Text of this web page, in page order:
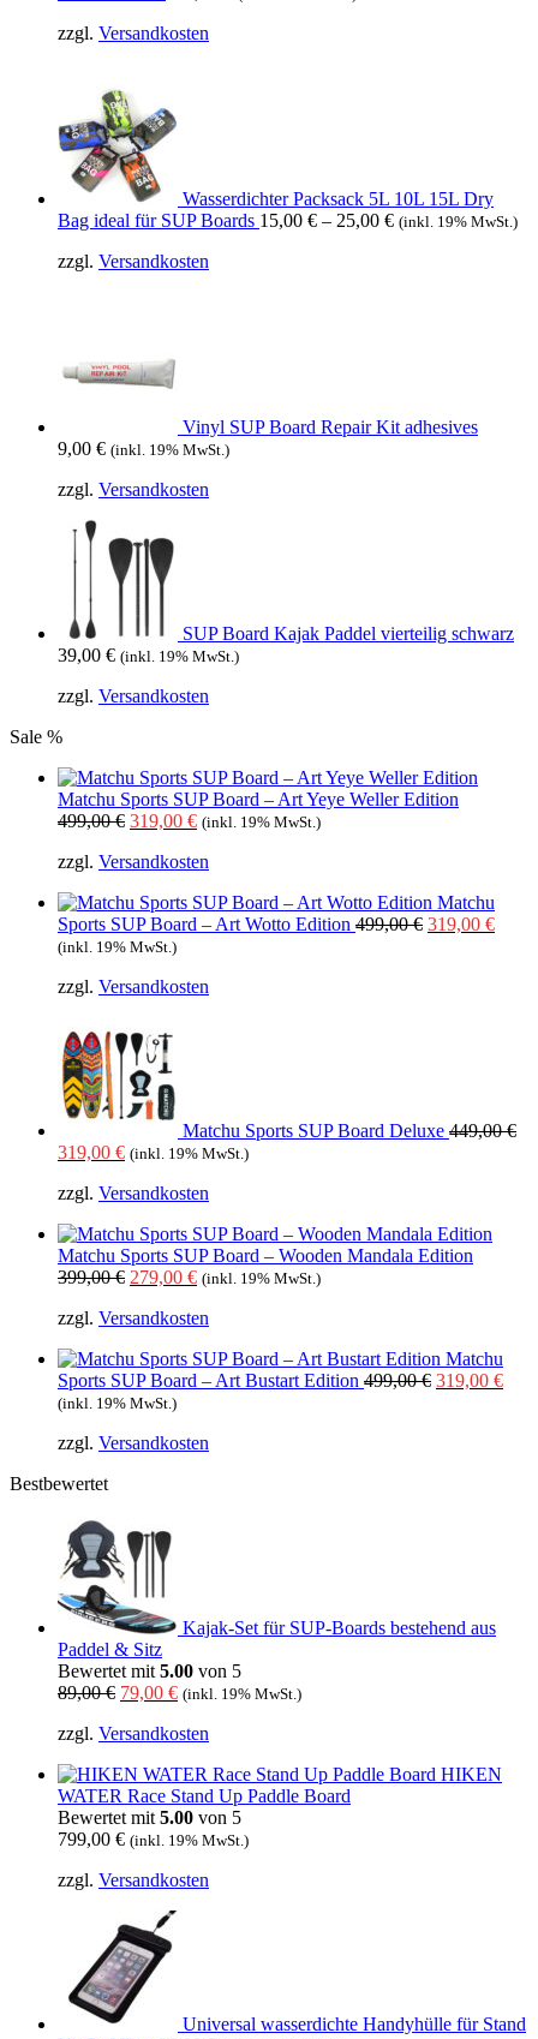
zzgl. Versandkosten
Wasserdichter Packsack 5L 10L 15L Dry
Bag ideal für SUP Boards 15,00 € – 25,00 € (inkl. 19% MwSt.)
zzgl. Versandkosten
Vinyl SUP Board Repair Kit adhesives
9,00 € (inkl. 19% MwSt.)
zzgl. Versandkosten
SUP Board Kajak Paddel vierteilig schwarz
39,00 € (inkl. 19% MwSt.)
zzgl. Versandkosten
Sale %
Matchu Sports SUP Board – Art Yeye Weller Edition
499,00€ Ursprünglicher
war:
319,00 €Aktueller
ist:
(inkl. 19% MwSt.)
zzgl. Versandkosten
Matchu
Sports SUP Board – Art Wotto Edition 499,00€ 319,00 €
(inkl. 19% MwSt.)
zzgl. Versandkosten
Matchu Sports SUP Board Deluxe 449,00€
Ursprünglicher
war:
319,00 €Aktueller
ist:
(inkl. 19% MwSt.)
zzgl. Versandkosten
Matchu Sports SUP Board – Wooden Mandala Edition
399,00€ Ursprünglicher
war:
279,00 €Aktueller
ist:
(inkl. 19% MwSt.)
zzgl. Versandkosten
Matchu
Sports SUP Board – Art Bustart Edition 499,00€ 319,00 €
(inkl. 19% MwSt.)
zzgl. Versandkosten
Bestbewertet
Kajak-Set für SUP-Boards bestehend aus
Paddel & Sitz
Bewertet mit 5.00 von 5
89,00€ Ursprünglicher
war:
79,00 €Aktueller
ist:
(inkl. 19% MwSt.)
zzgl. Versandkosten
HIKEN
WATER Race Stand Up Paddle Board
Bewertet mit 5.00 von 5
799,00 € (inkl. 19% MwSt.)
zzgl. Versandkosten
Universal wasserdichte Handyhülle für Stand